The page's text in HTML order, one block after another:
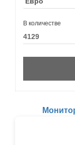
В количестве